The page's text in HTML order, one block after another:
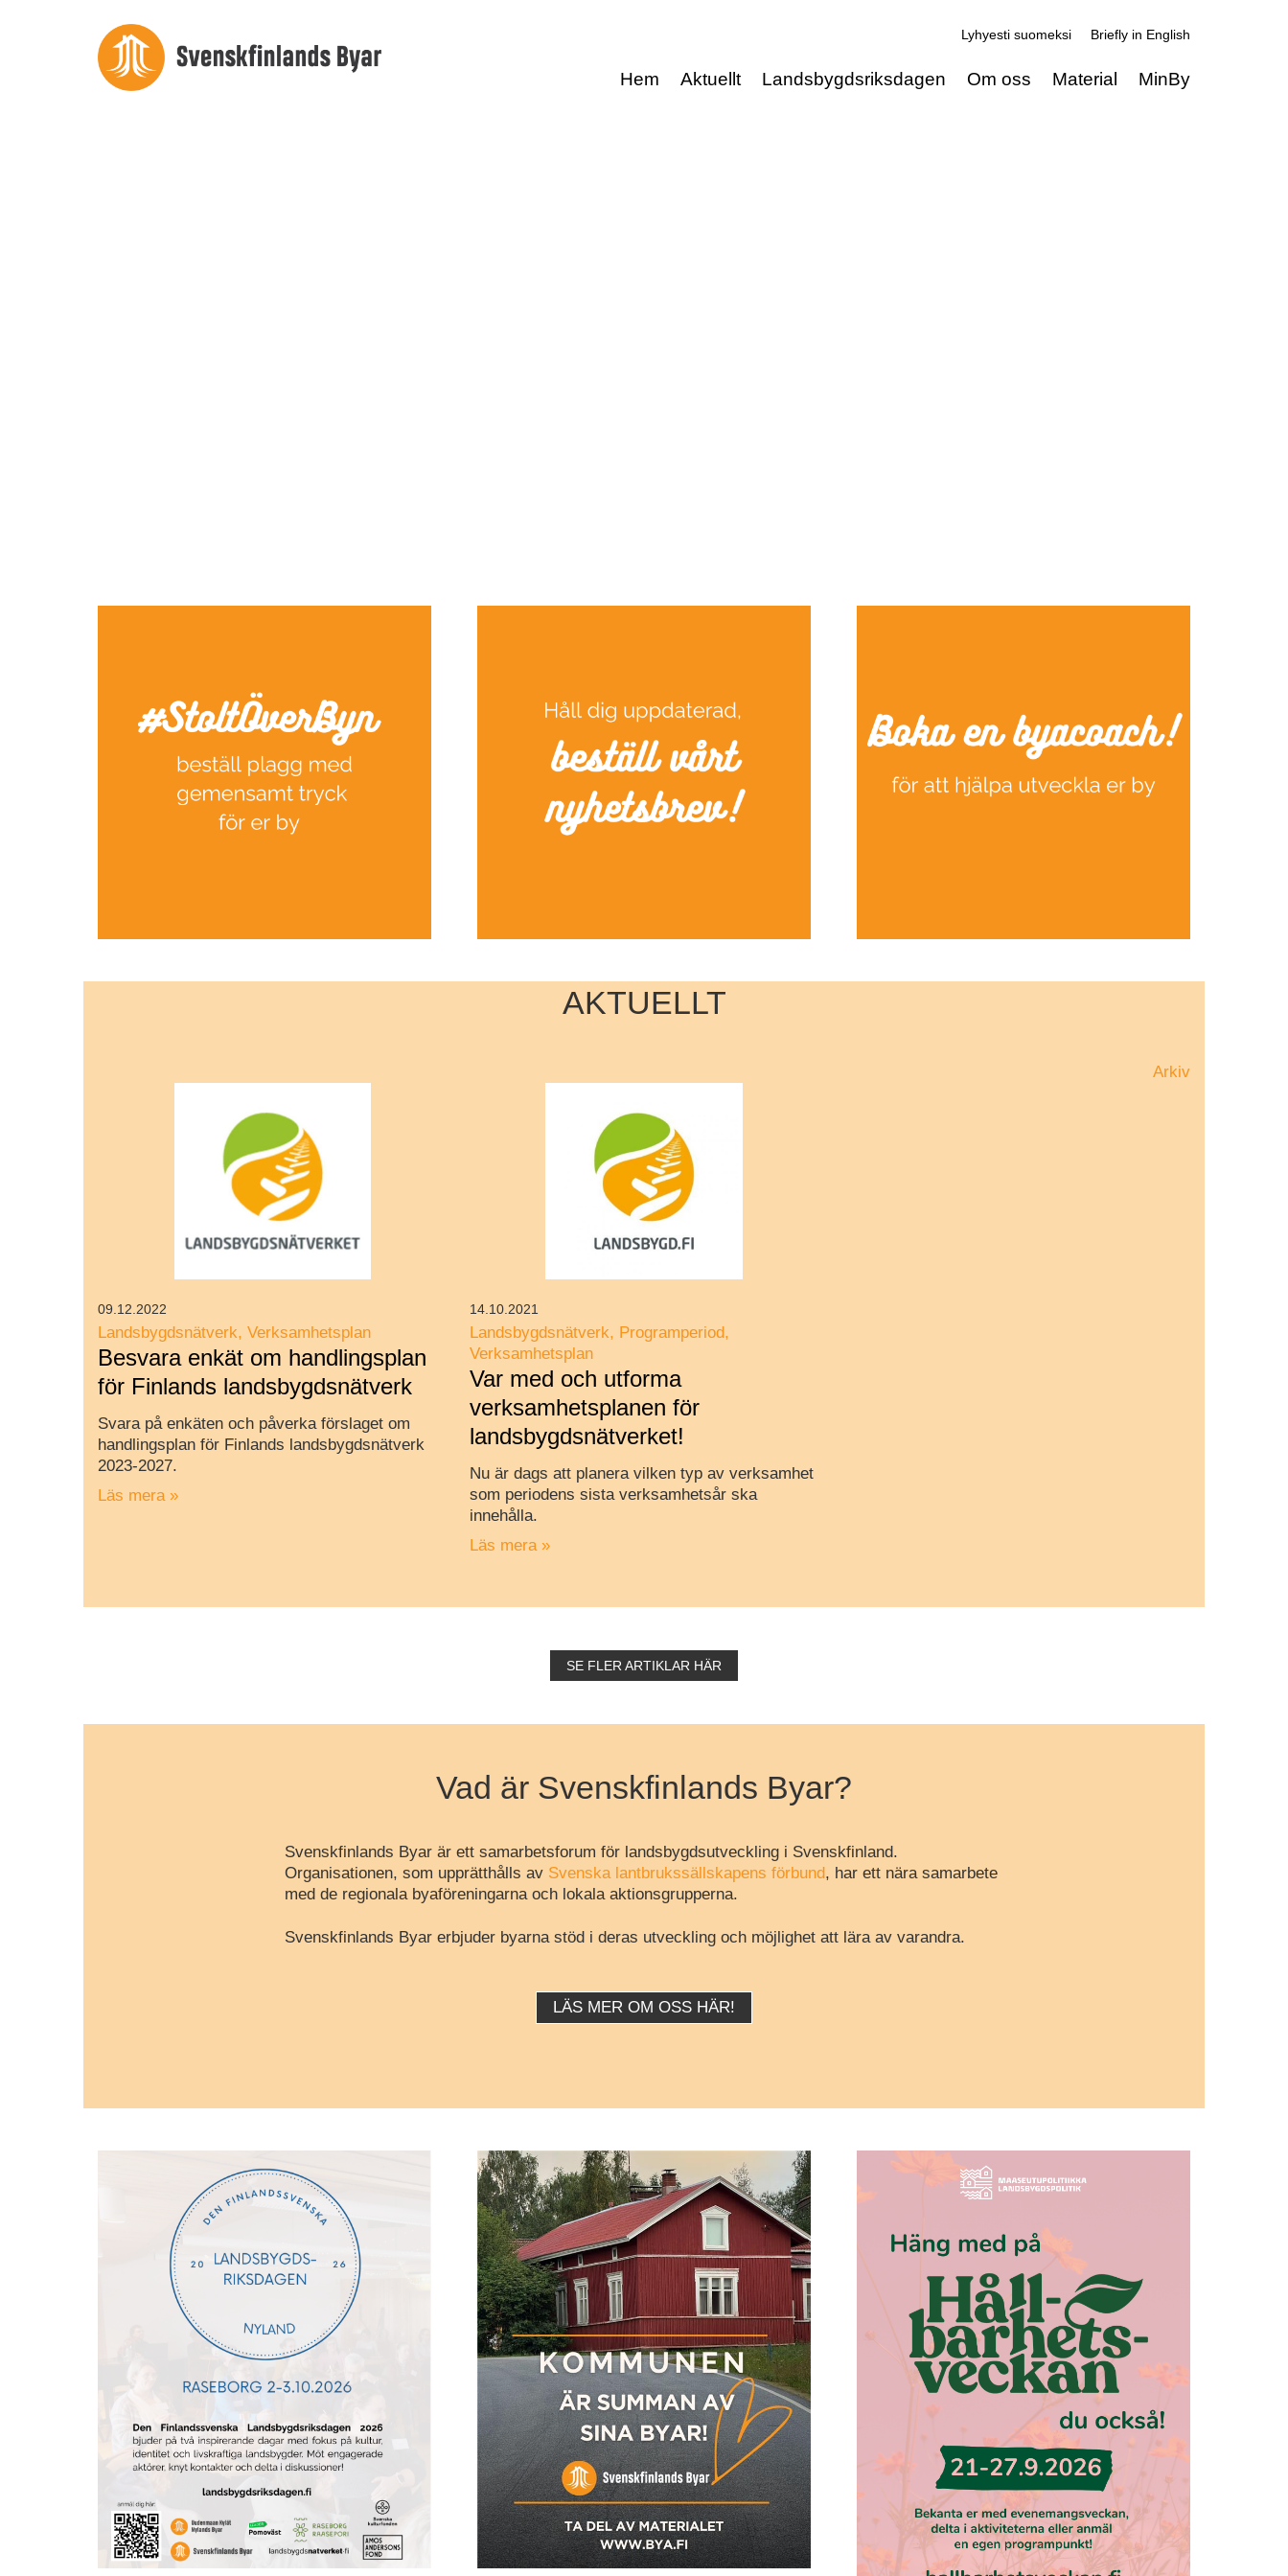
Lyhyesti suomeksi Briefly in English
Hem Aktuellt Landsbygdsriksdagen Om oss Material MinBy
AKTUELLT
Arkiv
Landsbygdsnätverk Verksamhetsplan
Besvara enkät om handlingsplan
för Finlands landsbygdsnätverk
Svara på enkäten och påverka förslaget om
handlingsplan för Finlands landsbygdsnätverk
2023-2027.
Läs mera »
09.12.2022
Landsbygdsnätverk
Programperiod
Verksamhetsplan
Var med och utforma
verksamhetsplanen för
landsbygdsnätverket!
Nu är dags att planera vilken typ av verksamhet
som periodens sista verksamhetsår ska
innehålla.
Läs mera »
14.10.2021
SE FLER ARTIKLAR HÄR
Vad är Svenskfinlands Byar?
Svenskfinlands Byar är ett samarbetsforum för landsbygdsutveckling i Svenskfinland.
Organisationen, som upprätthålls av Svenska lantbrukssällskapens förbund, har ett nära samarbete
med de regionala byaföreningarna och lokala aktionsgrupperna.
Svenskfinlands Byar erbjuder byarna stöd i deras utveckling och möjlighet att lära av varandra.
LÄS MER OM OSS HÄR!